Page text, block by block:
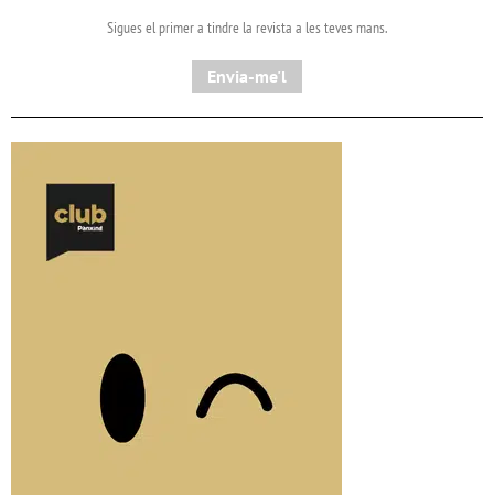
Sigues el primer a tindre la revista a les teves mans.
Envia-me'l